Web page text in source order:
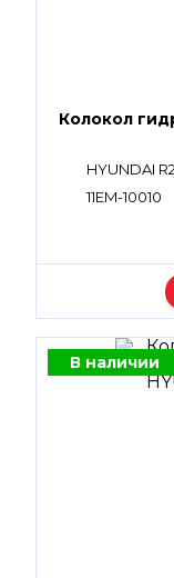
Колокол
HYUNDAI
11EM-10010
В наличии